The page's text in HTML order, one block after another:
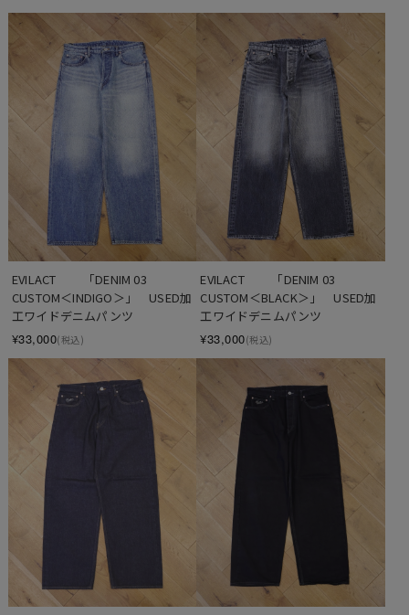
EVILACT 　　「DENIM 03
CUSTOM＜INDIGO＞」　USED加
工ワイドデニムパンツ
¥33,000(税込)
EVILACT 　　「DENIM 03
CUSTOM＜BLACK＞」　USED加
工ワイドデニムパンツ
¥33,000(税込)